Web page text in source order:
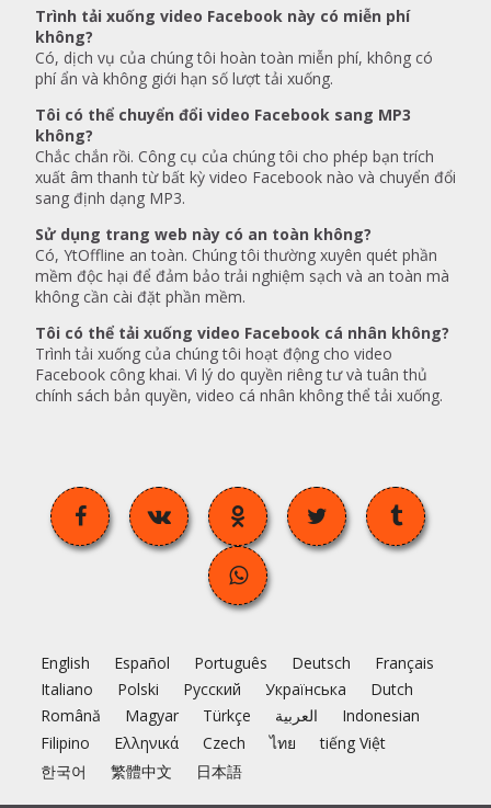
Trình tải xuống video Facebook này có miễn phí
không?
Có, dịch vụ của chúng tôi hoàn toàn miễn phí, không có
phí ẩn và không giới hạn số lượt tải xuống.
Tôi có thể chuyển đổi video Facebook sang MP3
không?
Chắc chắn rồi. Công cụ của chúng tôi cho phép bạn trích
xuất âm thanh từ bất kỳ video Facebook nào và chuyển đổi
sang định dạng MP3.
Sử dụng trang web này có an toàn không?
Có, YtOffline an toàn. Chúng tôi thường xuyên quét phần
mềm độc hại để đảm bảo trải nghiệm sạch và an toàn mà
không cần cài đặt phần mềm.
Tôi có thể tải xuống video Facebook cá nhân không?
Trình tải xuống của chúng tôi hoạt động cho video
Facebook công khai. Vì lý do quyền riêng tư và tuân thủ
chính sách bản quyền, video cá nhân không thể tải xuống.
English Español Português Deutsch
Français
Italiano
Polski Русский Українська
Dutch
Română
Magyar Türkçe العربية
Indonesian
Filipino
Ελληνικά Czech ไทย
tiếng Việt
한국어
繁體中文 日本語